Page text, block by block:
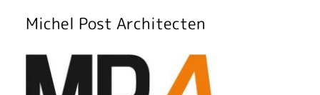
r
u
Michel Post Architecten